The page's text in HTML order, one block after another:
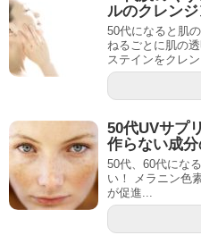
ルのクレン
50代になると肌
ねるごとに肌の
ステインをクレ
50代UVサプ
作らない成
50代、60代にな
い！ メラニン色
が促進...